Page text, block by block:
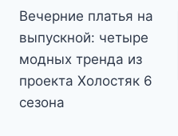
по
записям
Вечерние платья на
выпускной: четыре
модных тренда из
проекта Холостяк 6
сезона